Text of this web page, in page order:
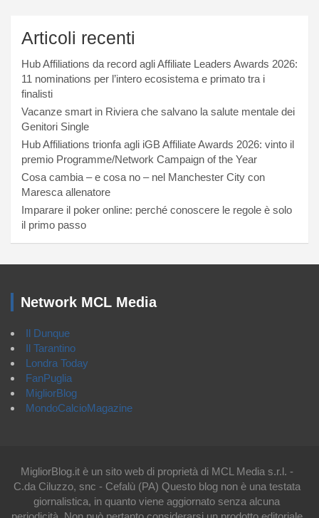
Articoli recenti
Hub Affiliations da record agli Affiliate Leaders Awards 2026:
11 nominations per l’intero ecosistema e primato tra i
finalisti
Vacanze smart in Riviera che salvano la salute mentale dei
Genitori Single
Hub Affiliations trionfa agli iGB Affiliate Awards 2026: vinto il
premio Programme/Network Campaign of the Year
Cosa cambia – e cosa no – nel Manchester City con
Maresca allenatore
Imparare il poker online: perché conoscere le regole è solo
il primo passo
Network MCL Media
Il Dunque
Il Tarantino
Londra Today
FanPuglia
MigliorBlog
MondoCalcioMagazine
MigliorBlog.it è un sito web di proprietà di MCL Media s.r.l. -
C.da Ciluzzo, snc - Cefalù (PA) Questo blog non è una testata
giornalistica, in quanto viene aggiornato senza alcuna